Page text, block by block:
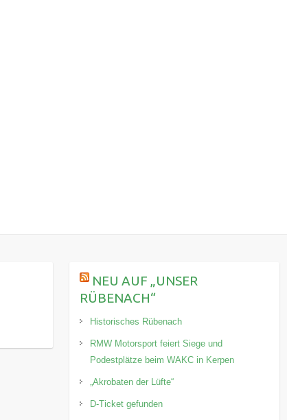
NEU AUF „UNSER
RÜBENACH“
Historisches Rübenach
RMW Motorsport feiert Siege und
Podestplätze beim WAKC in Kerpen
„Akrobaten der Lüfte“
D-Ticket gefunden